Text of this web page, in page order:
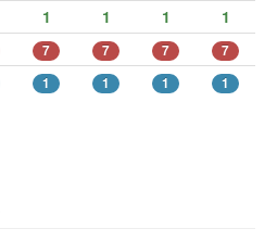
1 1 1
1
7 7 7 7
1 1 1 1